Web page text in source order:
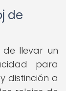
de
de llevar un
para
distinción a